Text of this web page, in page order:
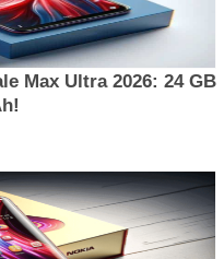
Max Ultra 2026: 24 GB